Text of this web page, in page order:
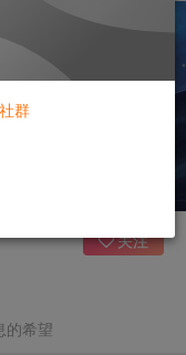
的希望
关注
群